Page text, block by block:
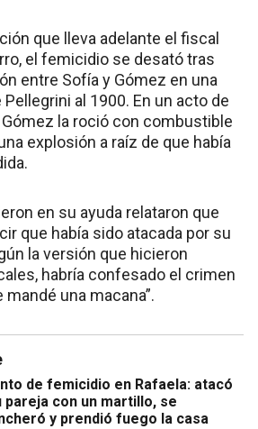
que lleva adelante el fiscal
el femicidio se desató tras
entre Sofía y Gómez en una
al 1900. En un acto de
la roció con combustible
explosión a raíz de que había
en su ayuda relataron que
que había sido atacada por su
la versión que hicieron
habría confesado el crimen
una macana”.
de femicidio en Rafaela: atacó
pareja con un martillo, se
y prendió fuego la casa